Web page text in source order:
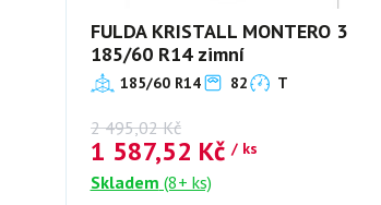
FULDA KRISTALL MONTERO 3
185/60 R14 zimní
185/60 R14 82 T
2 495,02 Kč
1 587,52 Kč / ks
Skladem (8+ ks)